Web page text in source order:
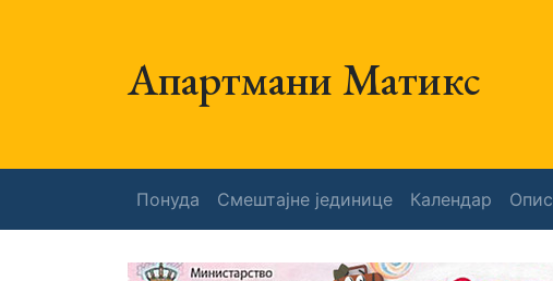
Апартмани Матикс
Понуда Смештајне јединице Календар Опис